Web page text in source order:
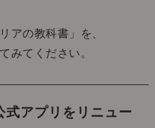
アの教科書」を、
みてください。
式アプリをリニュー